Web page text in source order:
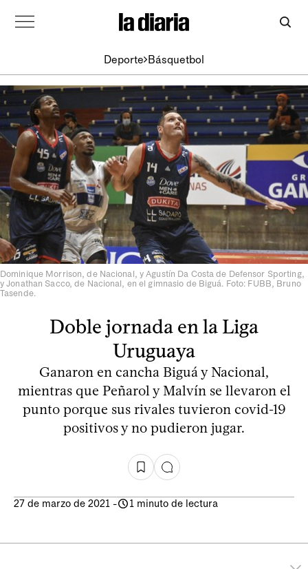
Deporte Básquetbol
Dominique Morrison, de Nacional, y Agustín Da Costa de Defensor Sporting,
y Jonathan Sacco, de Nacional, en el gimnasio de Biguá. Foto: FUBB, Bruno
Tasende.
Doble jornada en la Liga
Uruguaya
Ganaron en cancha Biguá y Nacional,
mientras que Peñarol y Malvín se llevaron el
punto porque sus rivales tuvieron covid-19
positivos y no pudieron jugar.
27 de marzo de 2021 - 1 minuto de lectura